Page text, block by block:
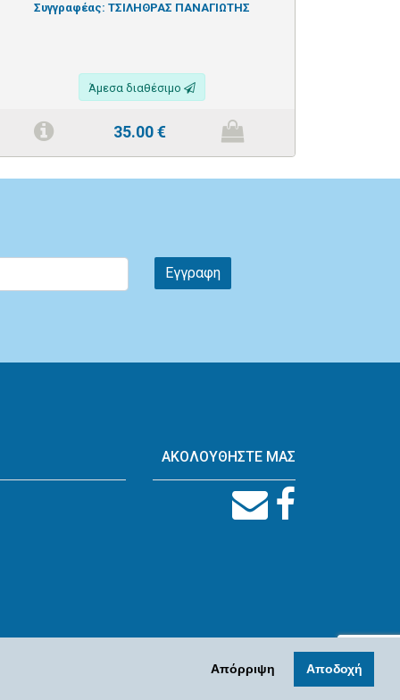
Απόρριψη Αποδοχή
Συγγραφέας: ΤΣΙΛΗΘΡΑΣ ΠΑΝΑΓΙΩΤΗΣ
Άμεσα διαθέσιμο
35.00€
Εγγραφη
ΑΚΟΛΟΥΘΗΣΤΕ ΜΑΣ
Designed bySBochrini